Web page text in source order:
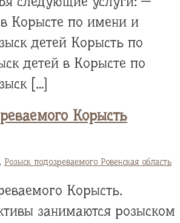
Корысте по имени и
детей Корысть по
детей в Корысте по
[…]
Корысть
, Розыск подозреваемого Ровенская область
Корысть.
занимаются розыском